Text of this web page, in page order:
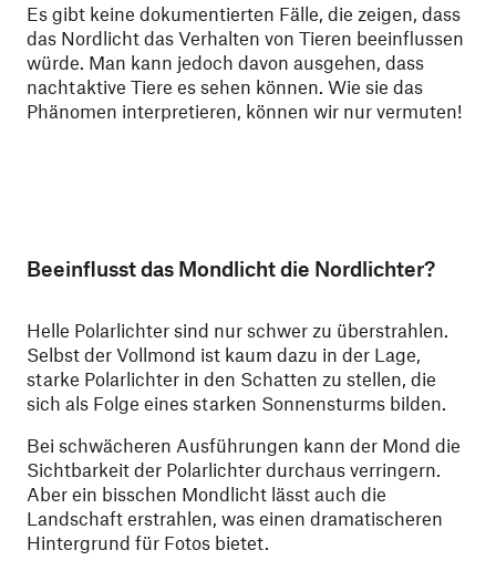
Es gibt keine dokumentierten Fälle, die zeigen, dass
das Nordlicht das Verhalten von Tieren beeinflussen
würde. Man kann jedoch davon ausgehen, dass
nachtaktive Tiere es sehen können. Wie sie das
Phänomen interpretieren, können wir nur vermuten!
Beeinflusst das Mondlicht die Nordlichter?
Helle Polarlichter sind nur schwer zu überstrahlen.
Selbst der Vollmond ist kaum dazu in der Lage,
starke Polarlichter in den Schatten zu stellen, die
sich als Folge eines starken Sonnensturms bilden.
Bei schwächeren Ausführungen kann der Mond die
Sichtbarkeit der Polarlichter durchaus verringern.
Aber ein bisschen Mondlicht lässt auch die
Landschaft erstrahlen, was einen dramatischeren
Hintergrund für Fotos bietet.